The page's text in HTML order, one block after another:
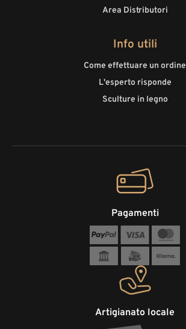
Area Distributori
Info utili
Come effettuare un ordine
L'esperto risponde
Sculture in legno
Artigianato locale
Pagamenti